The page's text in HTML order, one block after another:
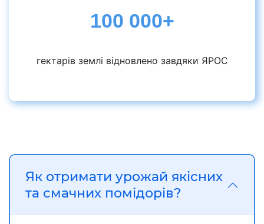
100 000+
гектарів землі відновлено завдяки ЯРОС
Як отримати урожай якісних
та смачних помідорів?